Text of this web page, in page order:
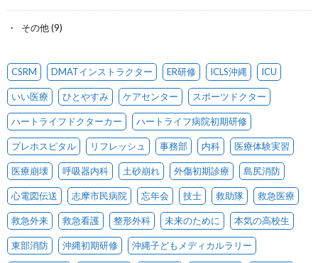
その他(9)
CSRM DMATインストラクター ER研修 ICLS沖縄 ICU
いい医療 ひとやすみ ケアセンター スポーツドクター
ハートライフドクターカー ハートライフ病院初期研修
プレホスピタル リフレッシュ 事務部 内科 医療体験実習
医療崩壊 呼吸器内科 土砂崩れ 外傷初期診療 島尻消防
心電図伝送 志摩市民病院 忘年会 技士 救助隊 救急医療
救急外来 救急看護 整形外科 未来のために 本気の高校生
東部消防 沖縄初期研修 沖縄子どもメディカルラリー